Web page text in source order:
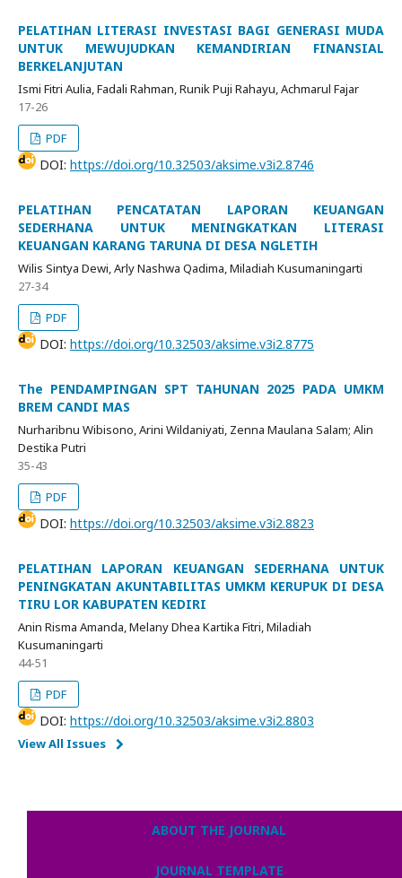
PELATIHAN LITERASI INVESTASI BAGI GENERASI MUDA
UNTUK MEWUJUDKAN KEMANDIRIAN FINANSIAL
BERKELANJUTAN
Ismi Fitri Aulia, Fadali Rahman, Runik Puji Rahayu, Achmarul Fajar
17-26
PDF
DOI: https://doi.org/10.32503/aksime.v3i2.8746
PELATIHAN PENCATATAN LAPORAN KEUANGAN
SEDERHANA UNTUK MENINGKATKAN LITERASI
KEUANGAN KARANG TARUNA DI DESA NGLETIH
Wilis Sintya Dewi, Arly Nashwa Qadima, Miladiah Kusumaningarti
27-34
PDF
DOI: https://doi.org/10.32503/aksime.v3i2.8775
The PENDAMPINGAN SPT TAHUNAN 2025 PADA UMKM
BREM CANDI MAS
Nurharibnu Wibisono, Arini Wildaniyati, Zenna Maulana Salam; Alin
Destika Putri
35-43
PDF
DOI: https://doi.org/10.32503/aksime.v3i2.8823
PELATIHAN LAPORAN KEUANGAN SEDERHANA UNTUK
PENINGKATAN AKUNTABILITAS UMKM KERUPUK DI DESA
TIRU LOR KABUPATEN KEDIRI
Anin Risma Amanda, Melany Dhea Kartika Fitri, Miladiah
Kusumaningarti
44-51
PDF
DOI: https://doi.org/10.32503/aksime.v3i2.8803
View All Issues
ABOUT THE JOURNAL
JOURNAL TEMPLATE